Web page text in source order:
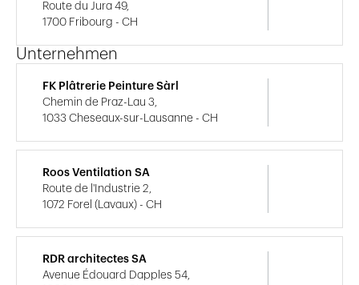
Route du Jura 49,
1700 Fribourg - CH
Unternehmen
FK Plâtrerie Peinture Sàrl
Chemin de Praz-Lau 3,
1033 Cheseaux-sur-Lausanne - CH
Roos Ventilation SA
Route de l'Industrie 2,
1072 Forel (Lavaux) - CH
RDR architectes SA
Avenue Édouard Dapples 54,